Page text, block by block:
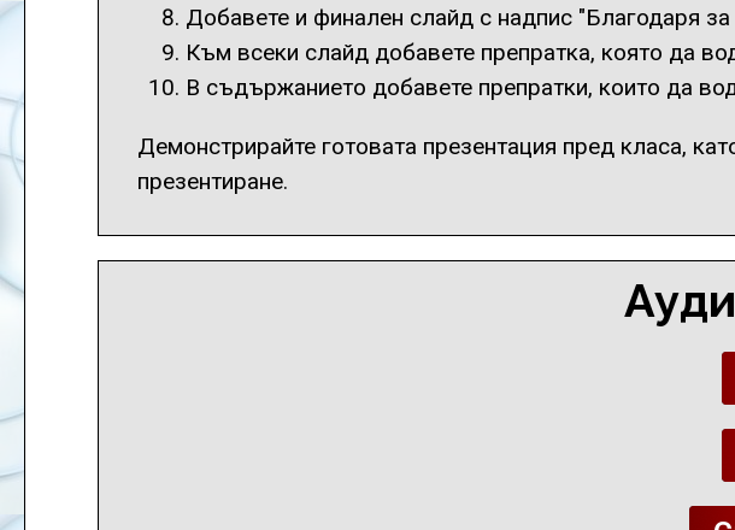
Добавете и финален слайд с надпис "Благодаря за
Към всеки слайд добавете препратка, която да
В съдържанието добавете препратки, които да
Демонстрирайте готовата презентация пред класа,
презентиране.